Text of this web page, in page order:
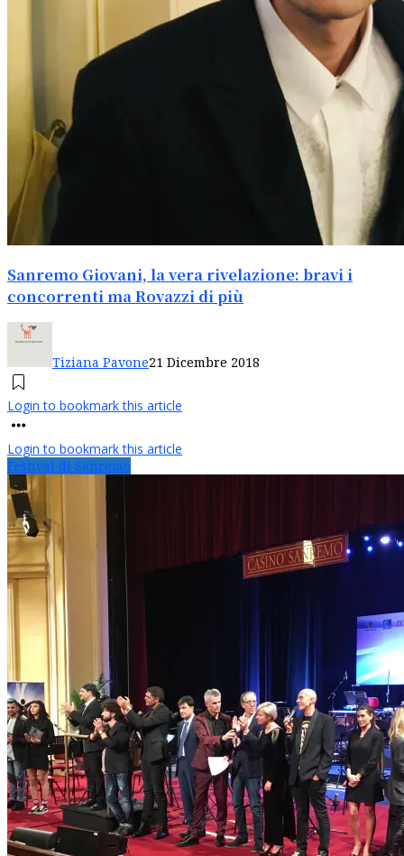
Sanremo Giovani, la vera rivelazione: bravi i
concorrenti ma Rovazzi di più
Tiziana Pavone21 Dicembre 2018
Login to bookmark this article
Login to bookmark this article
Festival di Sanremo